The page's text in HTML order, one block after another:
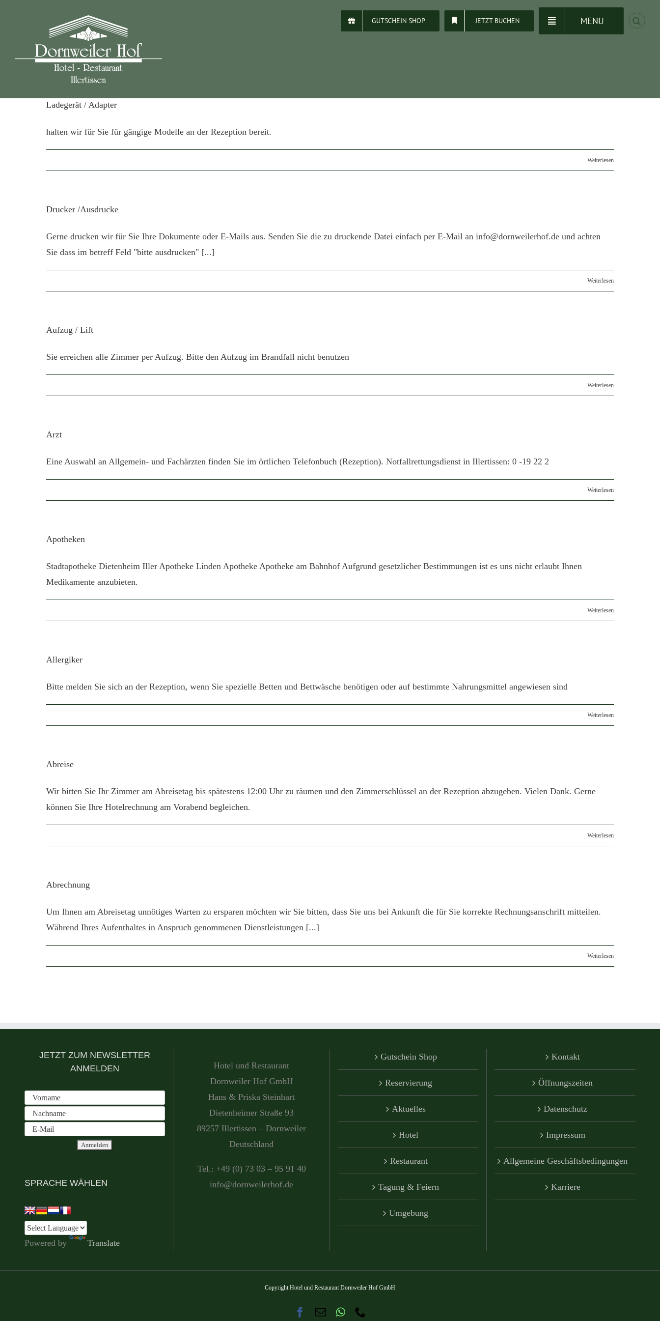
GUTSCHEIN SHOP JETZT BUCHEN MENU
Ladegerät / Adapter
halten wir für Sie für gängige Modelle an der Rezeption bereit.
Weiterlesen
Drucker /Ausdrucke
Gerne drucken wir für Sie Ihre Dokumente oder E-Mails aus. Senden Sie die zu druckende Datei einfach per E-Mail an info@dornweilerhof.de und achten
Sie dass im betreff Feld "bitte ausdrucken" [...]
Weiterlesen
Aufzug / Lift
Sie erreichen alle Zimmer per Aufzug. Bitte den Aufzug im Brandfall nicht benutzen
Weiterlesen
Arzt
Eine Auswahl an Allgemein- und Fachärzten finden Sie im örtlichen Telefonbuch (Rezeption). Notfallrettungsdienst in Illertissen: 0 -19 22 2
Weiterlesen
Apotheken
Stadtapotheke Dietenheim Iller Apotheke Linden Apotheke Apotheke am Bahnhof Aufgrund gesetzlicher Bestimmungen ist es uns nicht erlaubt Ihnen
Medikamente anzubieten.
Weiterlesen
Allergiker
Bitte melden Sie sich an der Rezeption, wenn Sie spezielle Betten und Bettwäsche benötigen oder auf bestimmte Nahrungsmittel angewiesen sind
Weiterlesen
Abreise
Wir bitten Sie Ihr Zimmer am Abreisetag bis spätestens 12:00 Uhr zu räumen und den Zimmerschlüssel an der Rezeption abzugeben. Vielen Dank. Gerne
können Sie Ihre Hotelrechnung am Vorabend begleichen.
Weiterlesen
Abrechnung
Um Ihnen am Abreisetag unnötiges Warten zu ersparen möchten wir Sie bitten, dass Sie uns bei Ankunft die für Sie korrekte Rechnungsanschrift mitteilen.
Während Ihres Aufenthaltes in Anspruch genommenen Dienstleistungen [...]
Weiterlesen
JETZT ZUM NEWSLETTER
ANMELDEN
SPRACHE WÄHLEN
Powered by Translate
Hotel und Restaurant
Dornweiler Hof GmbH
Hans & Priska Steinhart
Dietenheimer Straße 93
89257 Illertissen – Dornweiler
Deutschland
Tel.: +49 (0) 73 03 – 95 91 40
info@dornweilerhof.de
Gutschein Shop
Reservierung
Aktuelles
Hotel
Restaurant
Tagung & Feiern
Umgebung
Kontakt
Öffnungszeiten
Datenschutz
Impressum
Allgemeine Geschäftsbedingungen
Karriere
Copyright Hotel und Restaurant Dornweiler Hof GmbH
Facebook
E-
WhatsApp